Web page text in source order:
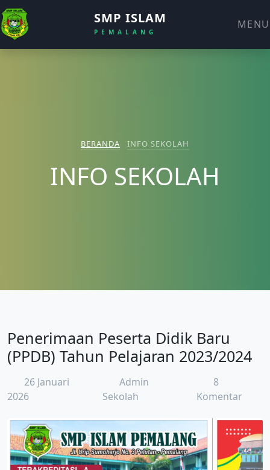
SMP ISLAM
PEMALANG
MENU
BERANDA INFO SEKOLAH
INFO SEKOLAH
Penerimaan Peserta Didik Baru
(PPDB) Tahun Pelajaran 2023/2024
26 Januari
2026
Admin
Sekolah
8
Komentar